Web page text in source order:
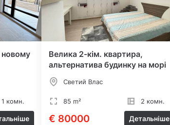
новому
1 комн.
Велика 2-кім. квартира,
альтернатива будинку на морі
Светий Влас
85 m² 2 комн.
€ 80000 Детальніше